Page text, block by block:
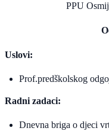
PPU
Uslovi:
Prof.predškolskog
Radni zadaci:
Dnevna briga o djeci